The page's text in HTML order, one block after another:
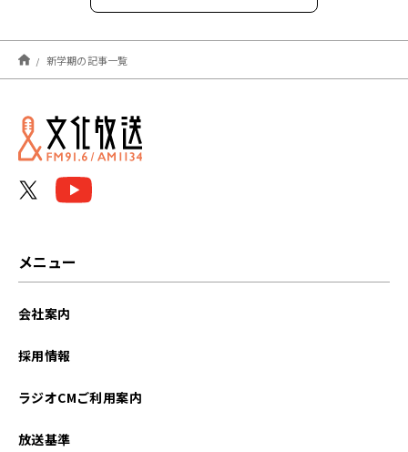
2022年04月
2022年03月
新学期の記事一覧
メニュー
会社案内
採用情報
ラジオCMご利用案内
放送基準